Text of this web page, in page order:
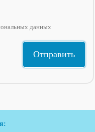
данных